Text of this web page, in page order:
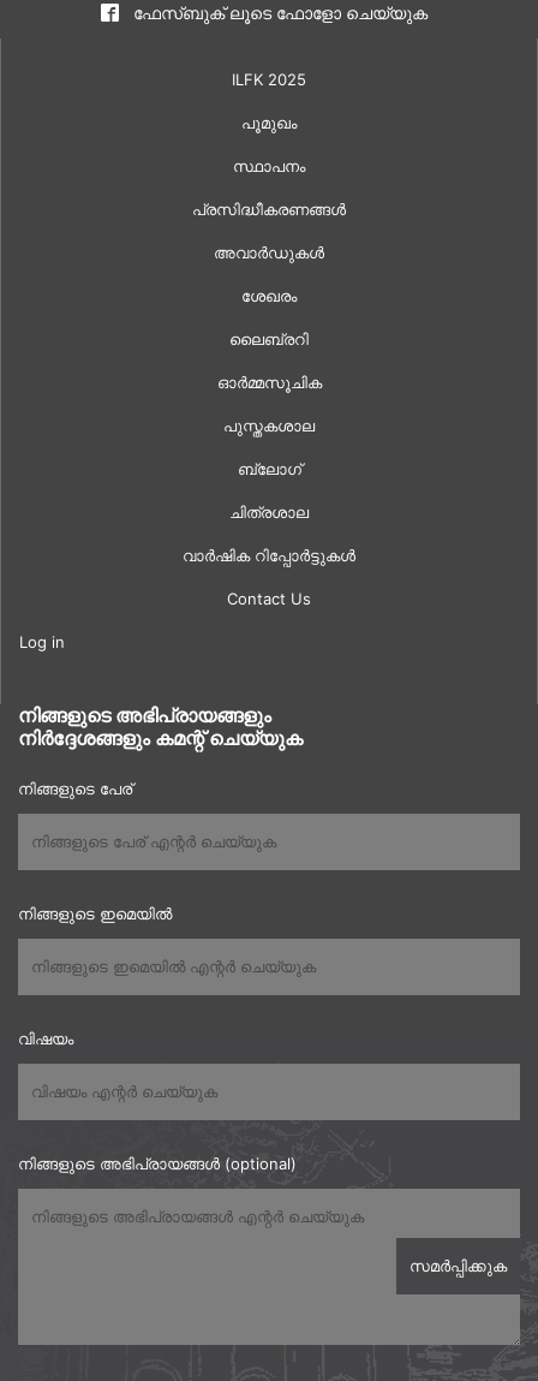
ഫേസ്ബുക് ലൂടെ ഫോളോ ചെയ്യുക
ILFK 2025
പൂമുഖം
സ്ഥാപനം
പ്രസിദ്ധീകരണങ്ങൾ
അവാർഡുകൾ
ശേഖരം
ലൈബ്രറി
ഓർമ്മസൂചിക
പുസ്തകശാല
ബ്ലോഗ്
ചിത്രശാല
വാർഷിക റിപ്പോർട്ടുകൾ
Contact Us
Log in
നിങ്ങളുടെ അഭിപ്രായങ്ങളും
നിർദ്ദേശങ്ങളും കമന്റ് ചെയ്യുക
നിങ്ങളുടെ പേര്
നിങ്ങളുടെ ഇമെയിൽ
വിഷയം
നിങ്ങളുടെ അഭിപ്രായങ്ങൾ (optional)